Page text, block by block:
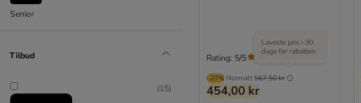
Senior
Tilbud
(15)
-20% Normalt567,50 kr
Laveste pris i 30
dage før rabatten
454,00 kr
Rating: 5/5